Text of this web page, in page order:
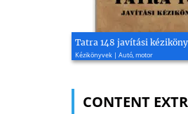
Tatra 148 javítási
Kézikönyvek | Autó, motor
CONTENT